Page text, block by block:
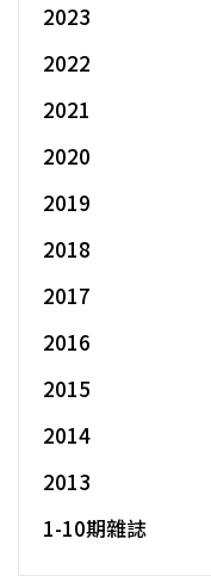
2023
2022
2021
2020
2019
2018
2017
2016
2015
2014
2013
1-10期雜誌